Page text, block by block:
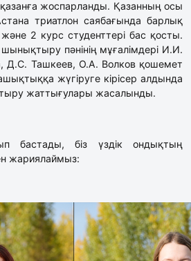
жоспарланды. Қазанның осы
триатлон саябағында барлық
2 курс студенттері бас қосты.
пәнінің мұғалімдері И.И.
Д.С. Ташкеев, О.А. Волков қошемет
жүгіруге кірісер алдында
жаттығулары жасалынды.
бастады, біз үздік ондықтың
жариялаймыз: